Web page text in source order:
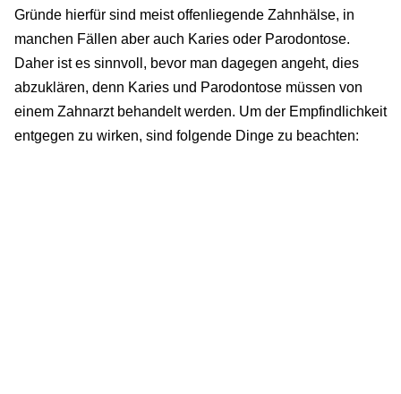
Gründe hierfür sind meist offenliegende Zahnhälse, in
manchen Fällen aber auch Karies oder Parodontose.
Daher ist es sinnvoll, bevor man dagegen angeht, dies
abzuklären, denn Karies und Parodontose müssen von
einem Zahnarzt behandelt werden. Um der Empfindlichkeit
entgegen zu wirken, sind folgende Dinge zu beachten: